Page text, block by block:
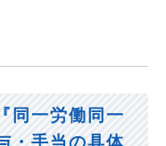
同一労働同一
・手当の具体